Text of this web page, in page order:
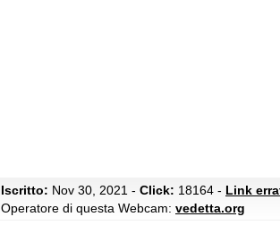
Iscritto: Nov 30, 2021 - Click: 18164 - Link
Operatore di questa Webcam: vedetta.org